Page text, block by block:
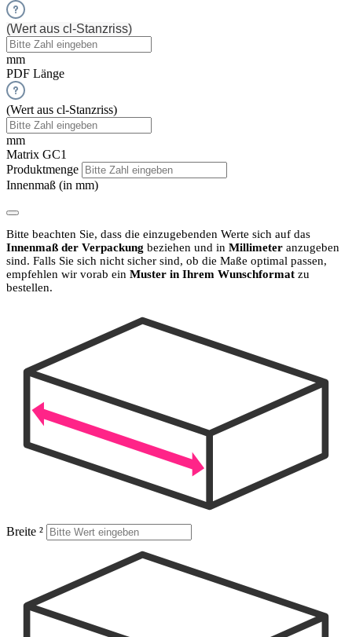
(Wert aus cl-Stanzriss)
mm
PDF Länge
(Wert aus cl-Stanzriss)
mm
Matrix GC1
Produktmenge
Innenmaß (in mm)
Bitte beachten Sie, dass die einzugebenden Werte sich auf das
Innenmaß der Verpackung beziehen und in Millimeter anzugeben
sind. Falls Sie sich nicht sicher sind, ob die Maße optimal passen,
empfehlen wir vorab ein Muster in Ihrem Wunschformat zu
bestellen.
Breite ²